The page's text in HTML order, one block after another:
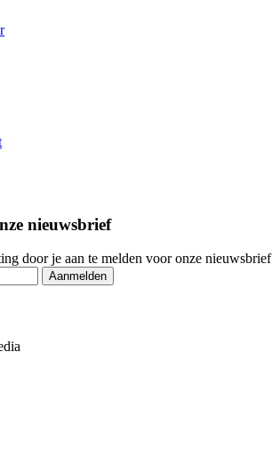
nieuwsbrief
door je aan te melden voor onze nieuwsbrief
Aanmelden